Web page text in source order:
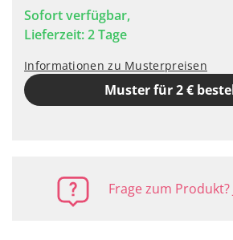
Sofort verfügbar,
Lieferzeit: 2 Tage
Informationen zu Musterpreisen
Muster für 2 €
Frage zum